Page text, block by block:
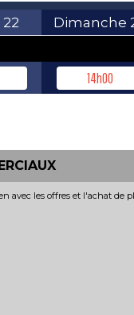
22 Dimanche
14h00
avec les offres et l'achat de